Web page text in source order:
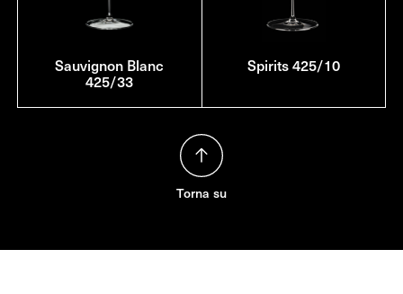
Sauvignon Blanc
425/33
Spirits 425/10
Torna su